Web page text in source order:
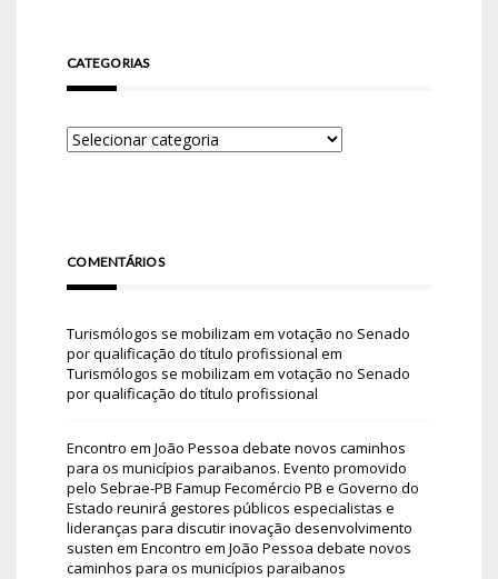
CATEGORIAS
COMENTÁRIOS
Turismólogos se mobilizam em votação no Senado
por qualificação do título profissional em
Turismólogos se mobilizam em votação no Senado
por qualificação do título profissional
Encontro em João Pessoa debate novos caminhos
para os municípios paraibanos. Evento promovido
pelo Sebrae-PB Famup Fecomércio PB e Governo do
Estado reunirá gestores públicos especialistas e
lideranças para discutir inovação desenvolvimento
susten em Encontro em João Pessoa debate novos
caminhos para os municípios paraibanos